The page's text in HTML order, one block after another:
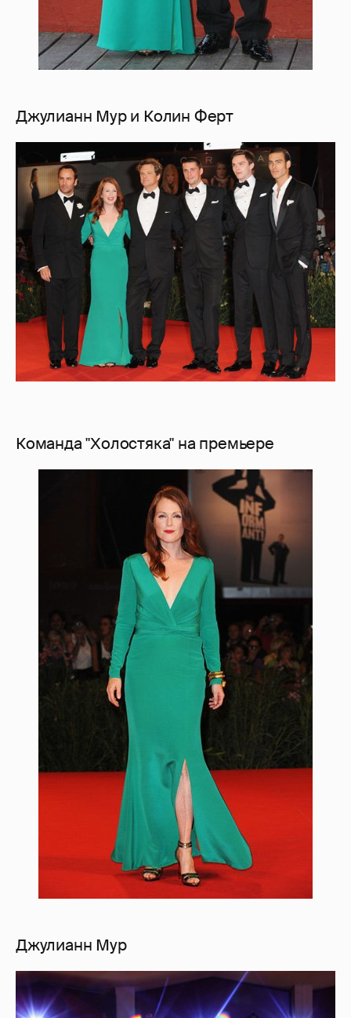
Джулианн Мур и Колин Ферт
Команда "Холостяка" на премьере
Джулианн Мур